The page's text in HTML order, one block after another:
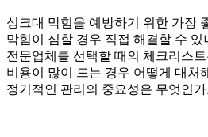
싱크대 막힘을 예방하기 위한 가장
막힘이 심할 경우 직접 해결할 수 있
전문업체를 선택할 때의 체크리스
비용이 많이 드는 경우 어떻게 대처
정기적인 관리의 중요성은 무엇인가